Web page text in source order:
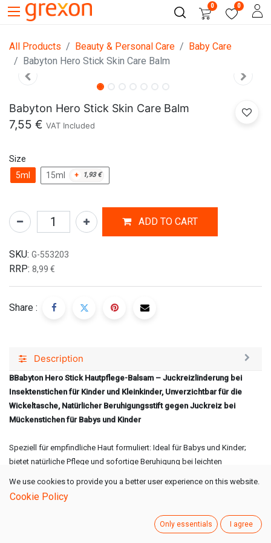
0 0
All Products Beauty & Personal Care
Baby Care
Babyton Hero Stick Skin Care Balm
Babyton Hero Stick Skin Care Balm
7,55 € VAT Included
Size
5ml 15ml + 1,93€
ADD TO CART
SKU: G-553203
RRP: 8,99 €
Share :
Description
BBabyton Hero Stick Hautpflege-Balsam – Juckreizlinderung bei
Insektenstichen für Kinder und Kleinkinder, Unverzichtbar für die
Wickeltasche, Natürlicher Beruhigungsstift gegen Juckreiz bei
Mückenstichen für Babys und Kinder
Speziell für empfindliche Haut formuliert: Ideal für Babys und Kinder;
bietet natürliche Pflege und sofortige Beruhigung bei leichten
100 % natürliche Inhaltsstoffe: Frei von Parfüm, Alkohol und Parabenen;
enthält Helianthus-Annuus-Samenöl sowie Arnika- und Calendula-
We use cookies to provide you a better user experience on this website.
Cookie Policy
Only essentials I agree